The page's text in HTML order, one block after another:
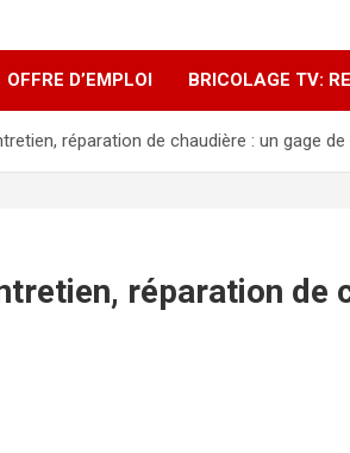
OFFRE D’EMPLOI BRICOLAGE TV:
réparation de chaudière : un gage
réparation de